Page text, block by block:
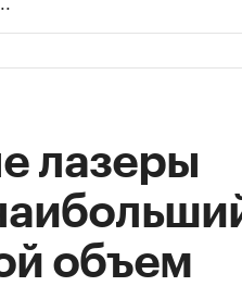
лазеры
объем